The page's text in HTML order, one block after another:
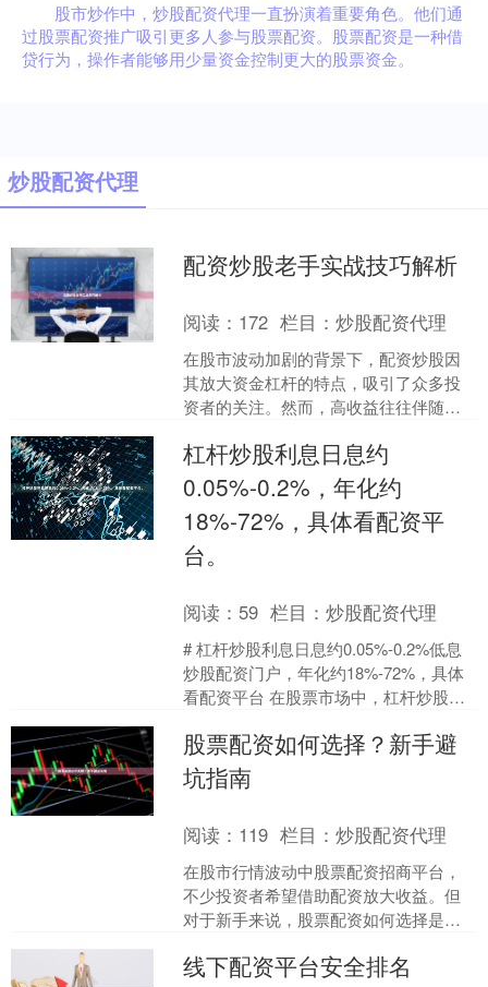
股市炒作中，炒股配资代理一直扮演着重要角色。他们通
过股票配资推广吸引更多人参与股票配资。股票配资是一种借
贷行为，操作者能够用少量资金控制更大的股票资金。
炒股配资代理
配资炒股老手实战技巧解析
阅读： 172 栏目：炒股配资代理
在股市波动加剧的背景下，配资炒股因
其放大资金杠杆的特点，吸引了众多投
资者的关注。然而，高收益往往伴随高
见陷阱股票配资是干嘛的，....
杠杆炒股利息日息约
0.05%-0.2%，年化约
18%-72%，具体看配资平
台。
阅读： 59 栏目：炒股配资代理
# 杠杆炒股利息日息约0.05%-0.2%低息
炒股配资门户，年化约18%-72%，具体
看配资平台 在股票市场中，杠杆炒股作
资者....
股票配资如何选择？新手避
坑指南
阅读： 119 栏目：炒股配资代理
在股市行情波动中股票配资招商平台，
不少投资者希望借助配资放大收益。但
对于新手来说，股票配资如何选择是一
角度为新手提供实用的避坑....
线下配资平台安全排名